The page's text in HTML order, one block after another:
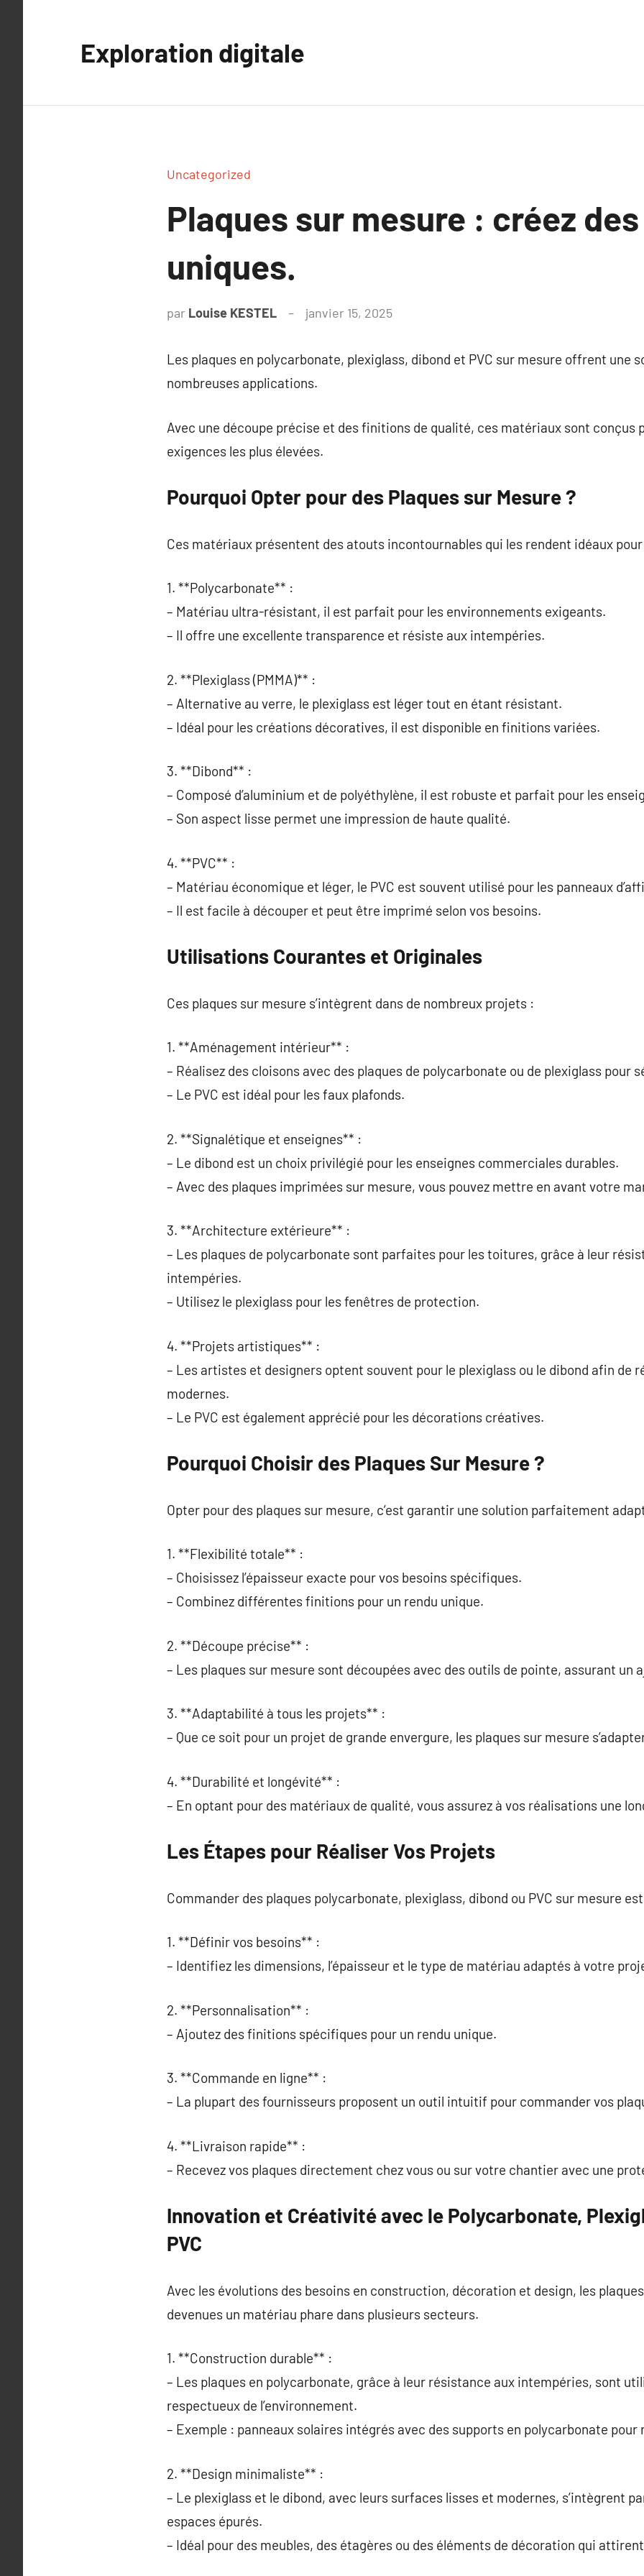
Exploration digitale
Uncategorized
Plaques sur mesure : créez
uniques.
par Louise KESTEL janvier 15, 2025
Les plaques en polycarbonate, plexiglass, dibond et PVC sur mesure offrent une
nombreuses applications.
Avec une découpe précise et des finitions de qualité, ces matériaux sont conçus
exigences les plus élevées.
Pourquoi Opter pour des Plaques sur Mesure ?
Ces matériaux présentent des atouts incontournables qui les rendent idéaux
1. **Polycarbonate** :
– Matériau ultra-résistant, il est parfait pour les environnements exigeants.
– Il offre une excellente transparence et résiste aux intempéries.
2. **Plexiglass (PMMA)** :
– Alternative au verre, le plexiglass est léger tout en étant résistant.
– Idéal pour les créations décoratives, il est disponible en finitions variées.
3. **Dibond** :
– Composé d’aluminium et de polyéthylène, il est robuste et parfait pour les
– Son aspect lisse permet une impression de haute qualité.
4. **PVC** :
– Matériau économique et léger, le PVC est souvent utilisé pour les panneaux
– Il est facile à découper et peut être imprimé selon vos besoins.
Utilisations Courantes et Originales
Ces plaques sur mesure s’intègrent dans de nombreux projets :
1. **Aménagement intérieur** :
– Réalisez des cloisons avec des plaques de polycarbonate ou de plexiglass pour
– Le PVC est idéal pour les faux plafonds.
2. **Signalétique et enseignes** :
– Le dibond est un choix privilégié pour les enseignes commerciales durables.
– Avec des plaques imprimées sur mesure, vous pouvez mettre en avant votre
3. **Architecture extérieure** :
– Les plaques de polycarbonate sont parfaites pour les toitures, grâce à leur
intempéries.
– Utilisez le plexiglass pour les fenêtres de protection.
4. **Projets artistiques** :
– Les artistes et designers optent souvent pour le plexiglass ou le dibond afin de
modernes.
– Le PVC est également apprécié pour les décorations créatives.
Pourquoi Choisir des Plaques Sur Mesure ?
Opter pour des plaques sur mesure, c’est garantir une solution parfaitement
1. **Flexibilité totale** :
– Choisissez l’épaisseur exacte pour vos besoins spécifiques.
– Combinez différentes finitions pour un rendu unique.
2. **Découpe précise** :
– Les plaques sur mesure sont découpées avec des outils de pointe, assurant un
3. **Adaptabilité à tous les projets** :
– Que ce soit pour un projet de grande envergure, les plaques sur mesure
4. **Durabilité et longévité** :
– En optant pour des matériaux de qualité, vous assurez à vos réalisations une
Les Étapes pour Réaliser Vos Projets
Commander des plaques polycarbonate, plexiglass, dibond ou PVC sur mesure
1. **Définir vos besoins** :
– Identifiez les dimensions, l’épaisseur et le type de matériau adaptés à votre
2. **Personnalisation** :
– Ajoutez des finitions spécifiques pour un rendu unique.
3. **Commande en ligne** :
– La plupart des fournisseurs proposent un outil intuitif pour commander vos
4. **Livraison rapide** :
– Recevez vos plaques directement chez vous ou sur votre chantier avec une
Innovation et Créativité avec le Polycarbonate,
PVC
Avec les évolutions des besoins en construction, décoration et design, les
devenues un matériau phare dans plusieurs secteurs.
1. **Construction durable** :
– Les plaques en polycarbonate, grâce à leur résistance aux intempéries, sont
respectueux de l’environnement.
– Exemple : panneaux solaires intégrés avec des supports en polycarbonate
2. **Design minimaliste** :
– Le plexiglass et le dibond, avec leurs surfaces lisses et modernes, s’intègrent
espaces épurés.
– Idéal pour des meubles, des étagères ou des éléments de décoration qui